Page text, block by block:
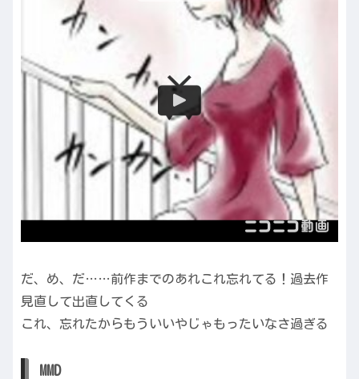
だ、め、だ……前作までのあれこれ忘れてる！過去作
見直して出直してくる
これ、忘れたからもういいやじゃもったいなさ過ぎる
MMD